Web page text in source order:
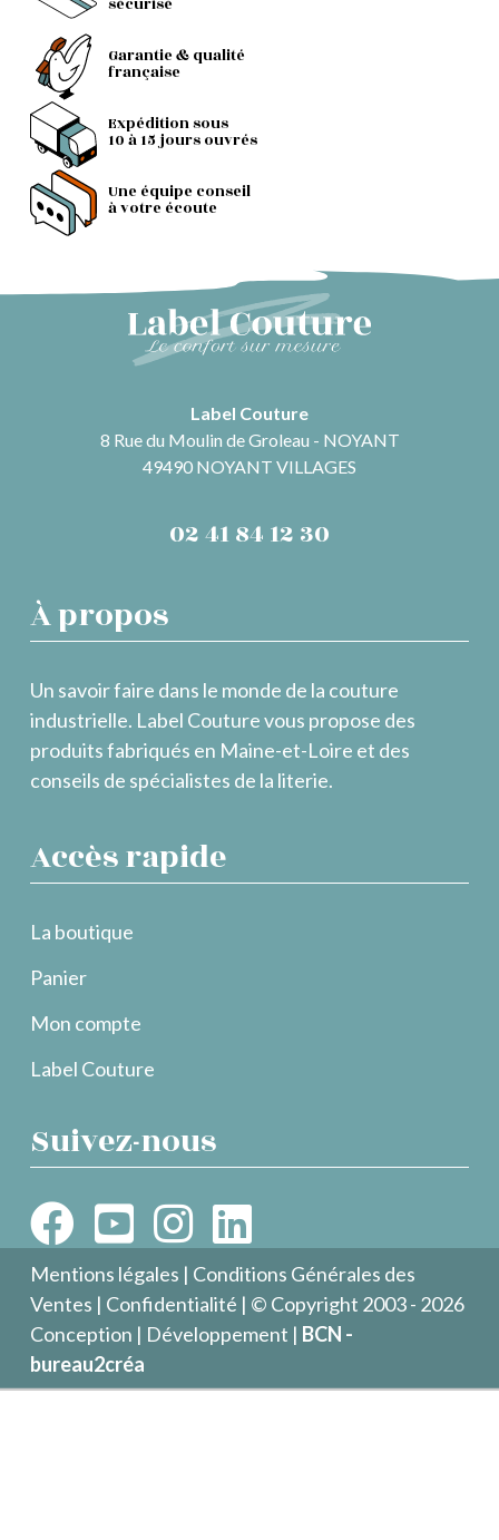
sécurisé
Garantie & qualité
française
Expédition sous
10 à 15 jours ouvrés
Une équipe conseil
à votre écoute
Label Couture
8 Rue du Moulin de Groleau - NOYANT
49490 NOYANT VILLAGES
02 41 84 12 30
À propos
Un savoir faire dans le monde de la couture
industrielle. Label Couture vous propose des
produits fabriqués en Maine-et-Loire et des
conseils de spécialistes de la literie.
Accès rapide
La boutique
Panier
Mon compte
Label Couture
Suivez-nous
Mentions légales | Conditions Générales des
Ventes | Confidentialité | © Copyright 2003 - 2026
Conception | Développement | BCN -
bureau2créa